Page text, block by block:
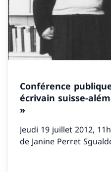
Conférence
écrivain suisse-
»
Jeudi 19 juillet 2012,
de Janine Perret